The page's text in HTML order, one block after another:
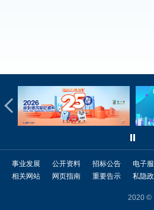
事业发展 公开资料 招标公告 电子
相关网站
网页指南 重要告示 私隐
2020 ©